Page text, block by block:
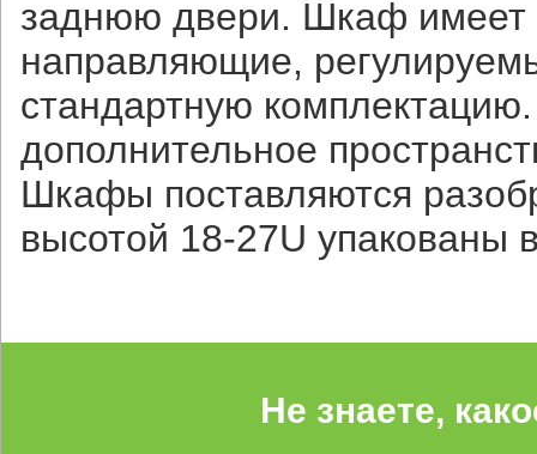
заднюю двери. Шкаф имеет
направляющие,
стандартную
дополнительное
Шкафы поставляются
высотой 18-27U упакованы
Не знаете,